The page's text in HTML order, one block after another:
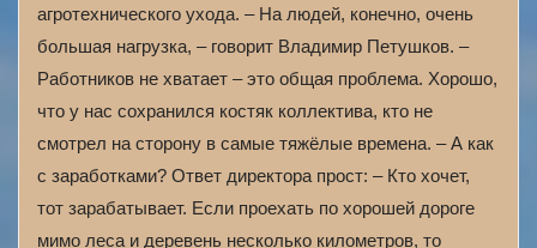
агротехнического ухода. – На людей, конечно, очень
большая нагрузка, – говорит Владимир Петушков. –
Работников не хватает – это общая проблема. Хорошо,
что у нас сохранился костяк коллектива, кто не
смотрел на сторону в самые тяжёлые времена. – А как
с заработками? Ответ директора прост: – Кто хочет,
тот зарабатывает. Если проехать по хорошей дороге
мимо леса и деревень несколько километров, то